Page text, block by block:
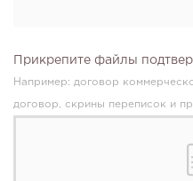
Прикрепите файлы
Например: договор
договор, скрины переписок и